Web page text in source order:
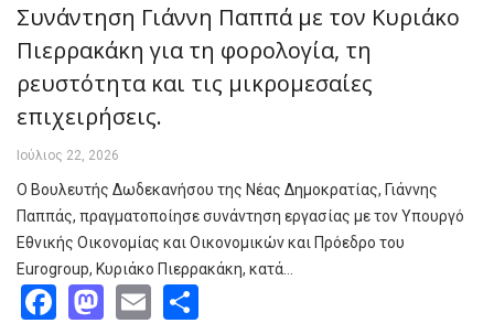
Συνάντηση Γιάννη Παππά με τον Κυριάκο
Πιερρακάκη για τη φορολογία, τη
ρευστότητα και τις μικρομεσαίες
επιχειρήσεις.
Ιούλιος 22, 2026
Ο Βουλευτής Δωδεκανήσου της Νέας Δημοκρατίας, Γιάννης
Παππάς, πραγματοποίησε συνάντηση εργασίας με τον Υπουργό
Εθνικής Οικονομίας και Οικονομικών και Πρόεδρο του
Eurogroup, Κυριάκο Πιερρακάκη, κατά…
Facebook
Mastodon
Email